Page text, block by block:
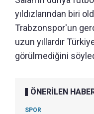
yıldızlarından biri
Trabzonspor'un
uzun yıllardır
görülmediğini
ÖNERİLEN
SPOR